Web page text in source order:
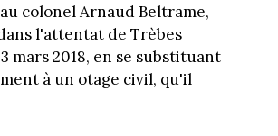
colonel Arnaud Beltrame,
l'attentat de Trèbes
mars 2018, en se substituant
à un otage civil, qu'il